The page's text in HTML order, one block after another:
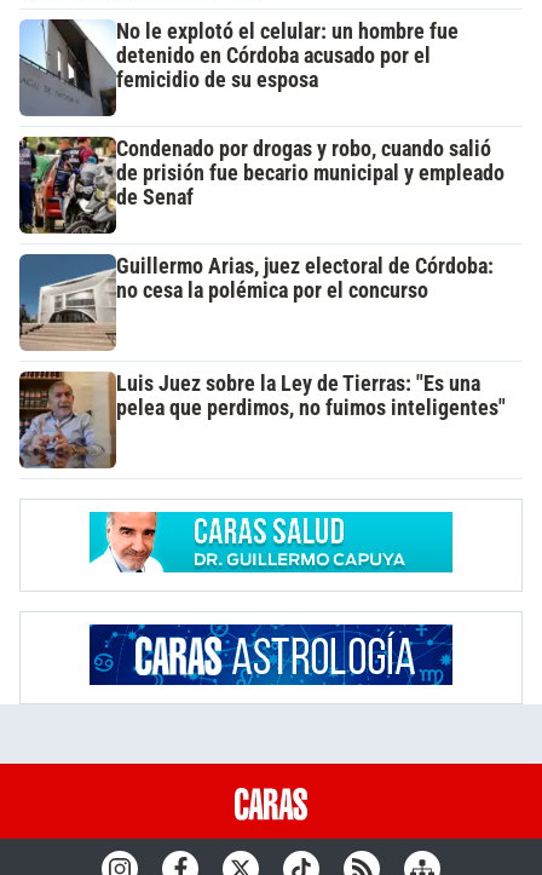
No le explotó el celular: un hombre fue
detenido en Córdoba acusado por el
femicidio de su esposa
Condenado por drogas y robo, cuando salió
de prisión fue becario municipal y empleado
de Senaf
Guillermo Arias, juez electoral de Córdoba:
no cesa la polémica por el concurso
Luis Juez sobre la Ley de Tierras: "Es una
pelea que perdimos, no fuimos inteligentes"